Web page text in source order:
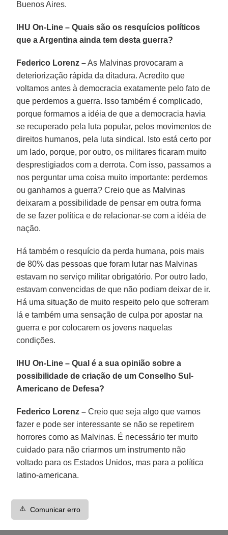
Buenos Aires.
IHU On-Line – Quais são os resquícios políticos
que a Argentina ainda tem desta guerra?
Federico Lorenz –As Malvinas provocaram a
deteriorização rápida da ditadura. Acredito que
voltamos antes à democracia exatamente pelo fato de
que perdemos a guerra. Isso também é complicado,
porque formamos a idéia de que a democracia havia
se recuperado pela luta popular, pelos movimentos de
direitos humanos, pela luta sindical. Isto está certo por
um lado, porque, por outro, os militares ficaram muito
desprestigiados com a derrota. Com isso, passamos a
nos perguntar uma coisa muito importante: perdemos
ou ganhamos a guerra? Creio que as Malvinas
deixaram a possibilidade de pensar em outra forma
de se fazer política e de relacionar-se com a idéia de
nação.
Há também o resquício da perda humana, pois mais
de 80% das pessoas que foram lutar nas Malvinas
estavam no serviço militar obrigatório. Por outro lado,
estavam convencidas de que não podiam deixar de ir.
Há uma situação de muito respeito pelo que sofreram
lá e também uma sensação de culpa por apostar na
guerra e por colocarem os jovens naquelas
condições.
IHU On-Line – Qual é a sua opinião sobre a
possibilidade de criação de um Conselho Sul-
Americano de Defesa?
Federico Lorenz – Creio que seja algo que vamos
fazer e pode ser interessante se não se repetirem
horrores como as Malvinas. É necessário ter muito
cuidado para não criarmos um instrumento não
voltado para os Estados Unidos, mas para a política
latino-americana.
⚠️ Comunicar erro